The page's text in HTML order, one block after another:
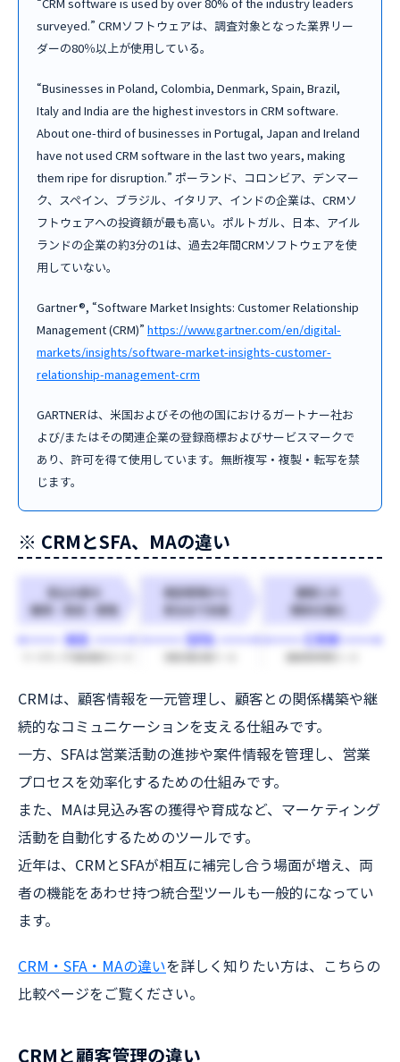
surveyed.” CRMソフトウェアは、調査対象となった業界リー
ダーの80％以上が使用している。
“Businesses in Poland, Colombia, Denmark, Spain, Brazil,
Italy and India are the highest investors in CRM software.
About one-third of businesses in Portugal, Japan and Ireland
have not used CRM software in the last two years, making
them ripe for disruption.” ポーランド、コロンビア、デンマー
ク、スペイン、ブラジル、イタリア、インドの企業は、CRMソ
フトウェアへの投資額が最も高い。ポルトガル、日本、アイル
ランドの企業の約3分の1は、過去2年間CRMソフトウェアを使
用していない。
Gartner®, “Software Market Insights: Customer Relationship
Management (CRM)” https://www.gartner.com/en/digital-
markets/insights/software-market-insights-customer-
relationship-management-crm
GARTNERは、米国およびその他の国におけるガートナー社お
よび/またはその関連企業の登録商標およびサービスマークで
あり、許可を得て使用しています。無断複写・複製・転写を禁
じます。
※ CRMとSFA、MAの違い
CRMは、顧客情報を一元管理し、顧客との関係構築や継
続的なコミュニケーションを支える仕組みです。
一方、SFAは営業活動の進捗や案件情報を管理し、営業
プロセスを効率化するための仕組みです。
また、MAは見込み客の獲得や育成など、マーケティング
活動を自動化するためのツールです。
近年は、CRMとSFAが相互に補完し合う場面が増え、両
者の機能をあわせ持つ統合型ツールも一般的になってい
ます。
CRM・SFA・MAの違いを詳しく知りたい方は、こちらの
比較ページをご覧ください。
CRMと顧客管理の違い